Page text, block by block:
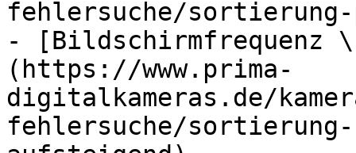
fehlersuche/
- [Bildschirmfrequenz
(https://www.prima-
digitalkameras.de/
fehlersuche/